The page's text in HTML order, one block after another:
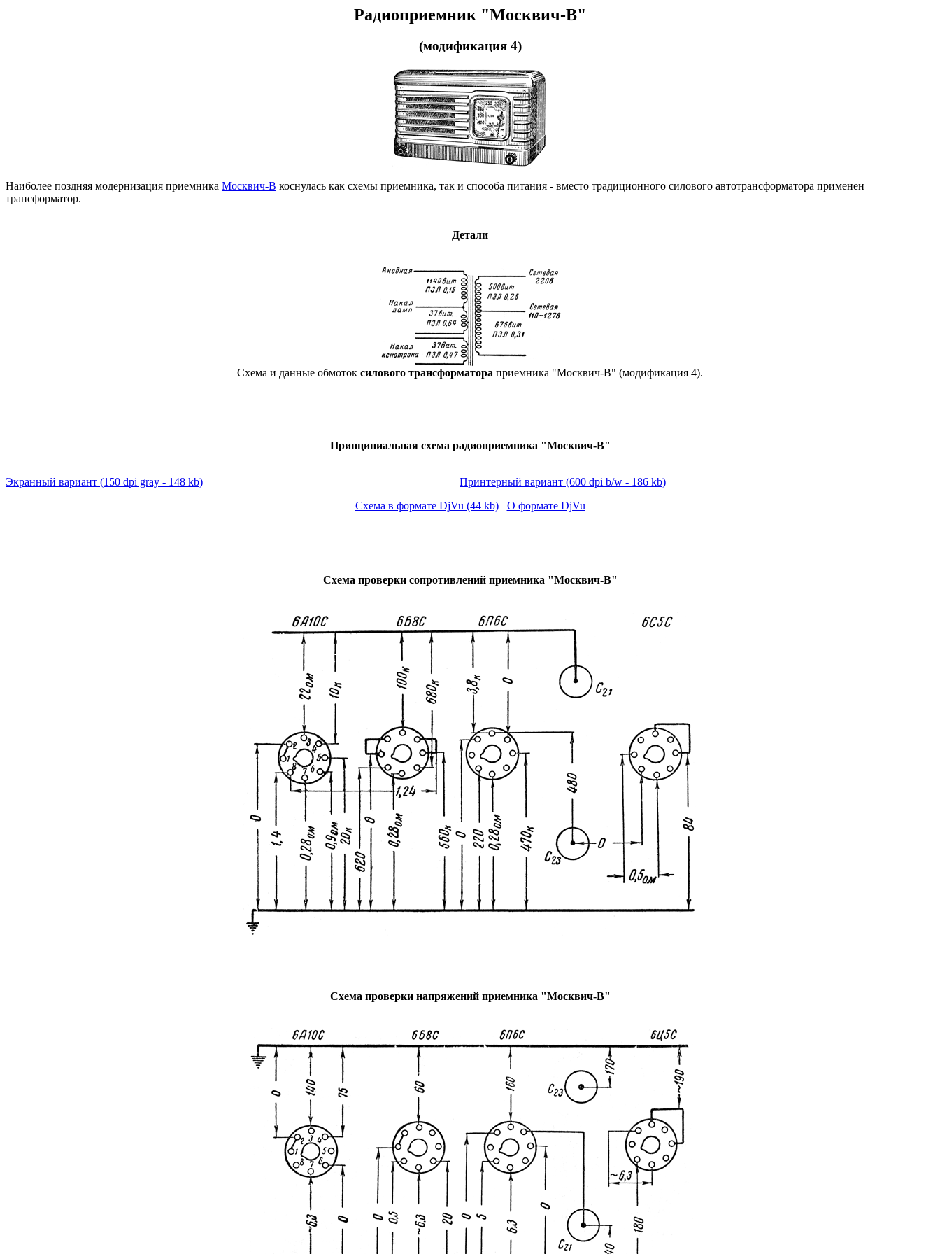
Радиоприемник "Москвич-В"
(модификация 4)
Наиболее поздняя модернизация приемника Москвич-В коснулась как схемы приемника, так и способа питания - вместо традиционного силового автотрансформатора применен
трансформатор.
Детали
Схема и данные обмоток силового трансформатора приемника "Москвич-В" (модификация 4).
Принципиальная схема радиоприемника "Москвич-В"
Экранный вариант (150 dpi gray - 148 kb) Принтерный вариант (600 dpi b/w - 186 kb)
Схема в формате DjVu (44 kb)
О формате DjVu
Схема проверки сопротивлений приемника "Москвич-В"
Схема проверки напряжений приемника "Москвич-В"